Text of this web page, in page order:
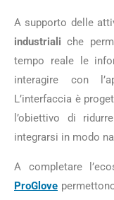
A supporto delle
industriali che
tempo reale le
interagire con
L’interfaccia è
l’obiettivo di
integrarsi in modo
A completare
ProGlove